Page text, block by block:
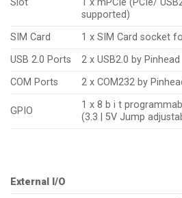
Slot
1 x mPCIe (PCIe/
supported)
SIM Card
1 x SIM Card socket
USB 2.0 Ports
2 x USB2.0 by Pinhead
COM Ports
2 x COM232 by
GPIO
1 x 8 b i t
(3.3 | 5V Jump
External I/O